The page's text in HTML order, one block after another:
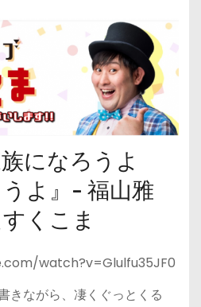
になろうよ
うよ』- 福山雅
くこま
watch?v=Glulfu35JF0
きながら、凄くぐっとくる